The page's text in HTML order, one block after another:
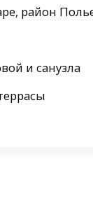
район
и санузла